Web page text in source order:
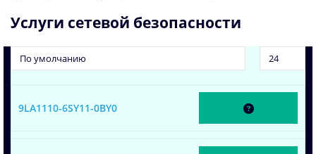
Услуги сетевой безопасности
9LA1110-6SY11-0BY0